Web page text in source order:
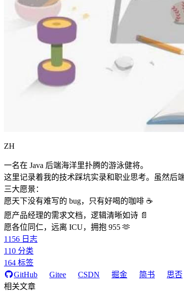
ZH
一名在 Java 后端海洋里扑腾的游泳健将。
这里记录着我的技术踩坑实录和职业思考。虽然后
三大愿景：
愿天下没有难写的 bug，只有好喝的咖啡 ☕️
愿产品经理的需求文档，逻辑清晰如诗 📄
愿各位同仁，远离 ICU，拥抱 955 🫶
1156 日志
110 分类
164 标签
GitHub
Gitee CSDN 掘金 简书
思否
相关文章